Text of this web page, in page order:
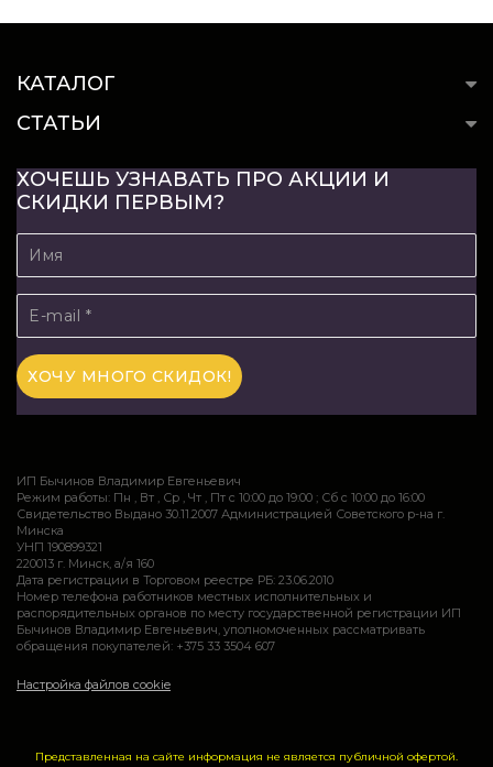
КАТАЛОГ
СТАТЬИ
ХОЧЕШЬ УЗНАВАТЬ ПРО АКЦИИ И
СКИДКИ ПЕРВЫМ?
ИП Бычинов Владимир Евгеньевич
Режим работы: Пн , Вт , Ср , Чт , Пт c 10:00 до 19:00 ; Сб c 10:00 до 16:00
Свидетельство Выдано 30.11.2007 Администрацией Советского р-на г.
Минска
УНП 190899321
220013 г. Минск, а/я 160
Дата регистрации в Торговом реестре РБ: 23.06.2010
Номер телефона работников местных исполнительных и
распорядительных органов по месту государственной регистрации ИП
Бычинов Владимир Евгеньевич, уполномоченных рассматривать
обращения покупателей: +375 33 3504 607
Настройка файлов cookie
Представленная на сайте информация не является публичной офертой.